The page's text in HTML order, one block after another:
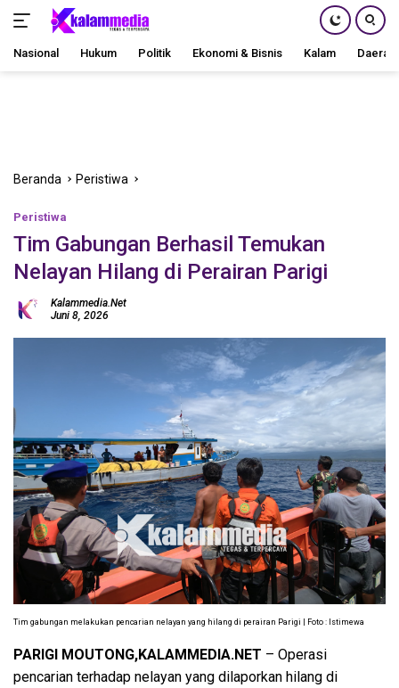
Nasional Hukum Politik Ekonomi & Bisnis Kalam Daerah
Beranda Peristiwa
Peristiwa
Tim Gabungan Berhasil Temukan
Nelayan Hilang di Perairan Parigi
Kalammedia.net
Juni 8, 2026
Tim gabungan melakukan pencarian nelayan yang hilang di perairan Parigi | Foto : Istimewa
PARIGI MOUTONG,KALAMMEDIA.NET – Operasi
pencarian terhadap nelayan yang dilaporkan hilang di